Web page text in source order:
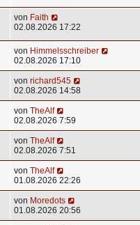
von Faith
02.08.2026 17:22
von Himmelsschreiber
02.08.2026 17:10
von richard545
02.08.2026 14:58
von TheAlf
02.08.2026 7:59
von TheAlf
02.08.2026 7:51
von TheAlf
01.08.2026 22:26
von Moredots
01.08.2026 20:56